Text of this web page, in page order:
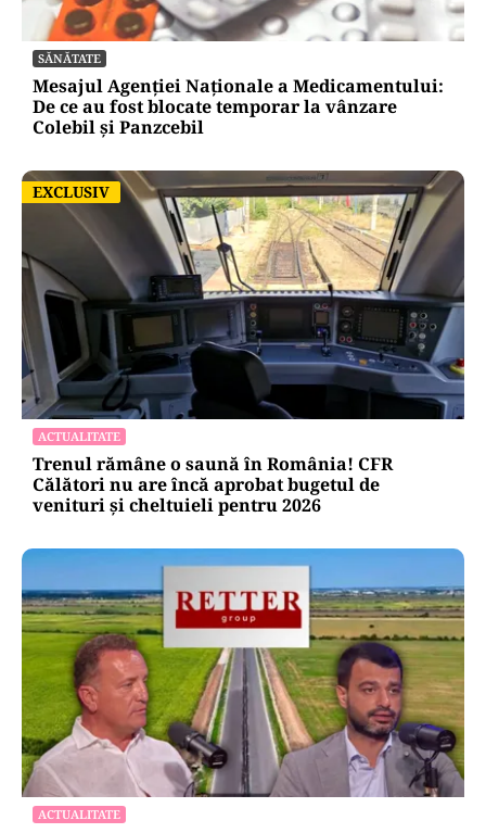
SĂNĂTATE
Mesajul Agenției Naționale a Medicamentului:
De ce au fost blocate temporar la vânzare
Colebil și Panzcebil
EXCLUSIV
EXCLUSIV
ACTUALITATE
Trenul rămâne o saună în România! CFR
Călători nu are încă aprobat bugetul de
venituri și cheltuieli pentru 2026
ACTUALITATE